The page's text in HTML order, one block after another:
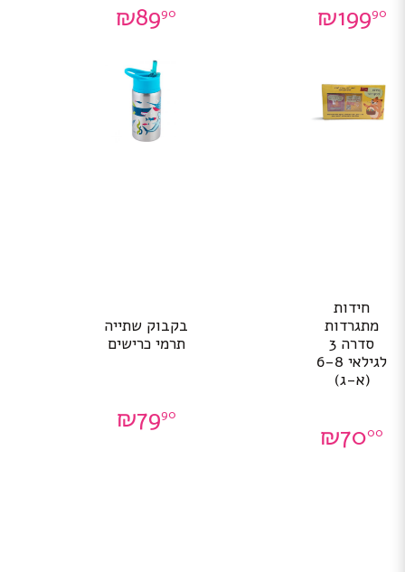
₪19990
₪8990
חידות
מתגרדות
סדרה 3
לגילאי 6-8
(א-ג)
₪7000
בקבוק שתייה
תרמי כרישים
₪7990